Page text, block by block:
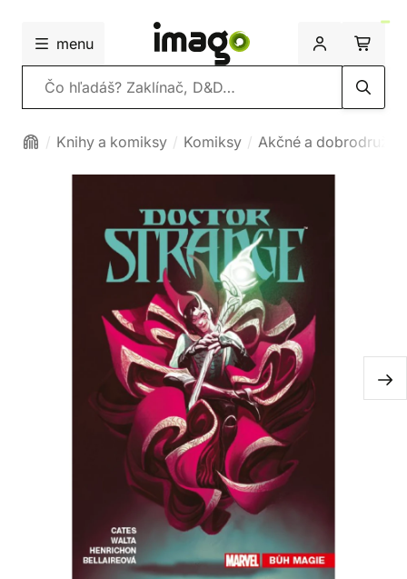
menu
Vyhľadávanie
Knihy a komiksy Komiksy Akčné a dobrodružné